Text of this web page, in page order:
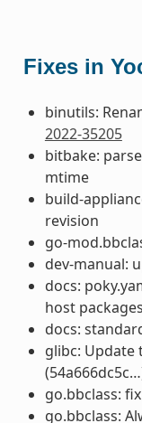
Fixes in
binutils:
2022-35205
bitbake:
mtime
build-
revision
go-
dev-manual:
docs:
host packages
docs:
glibc: Update
go.bbclass:
go.bbclass: